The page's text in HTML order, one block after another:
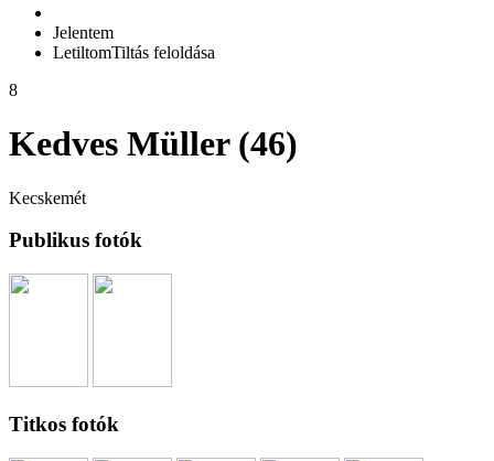
Jelentem
LetiltomTiltás feloldása
8
Kedves Müller (46)
Kecskemét
Publikus fotók
Titkos fotók